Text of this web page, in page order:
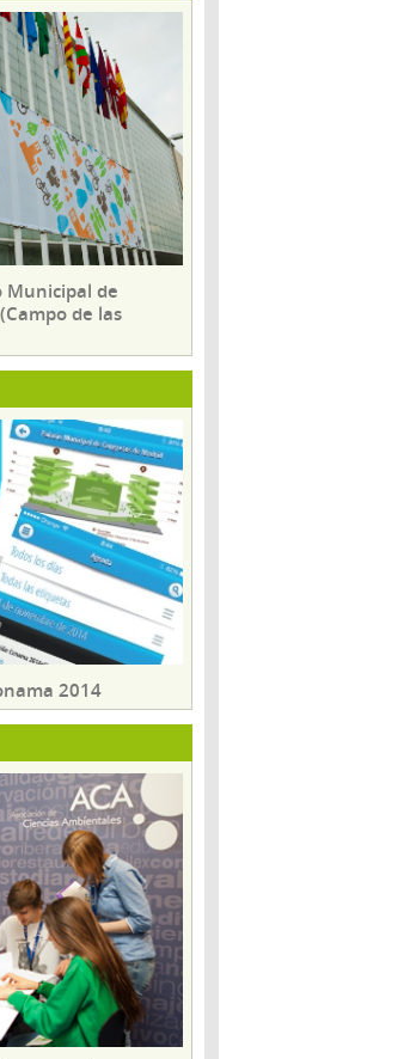
Municipal de
de las
2014